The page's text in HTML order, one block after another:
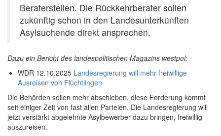
Beraterstellen. Die Rückkehrberater sollen
zukünftig schon in den Landesunterkünften
Asylsuchende direkt ansprechen.
Dazu ein Bericht des landespolitischen Magazins westpol:
WDR 12.10.2025 Landesregierung will mehr freiwillige
Ausreisen von Flüchtlingen
Die Behörden sollen mehr abschieben, diese Forderung kommt
seit einiger Zeit von fast allen Parteien. Die Landesregierung will
jetzt verstärkt abgelehnte Asylbewerber dazu bringen, freiwillig
auszureisen.